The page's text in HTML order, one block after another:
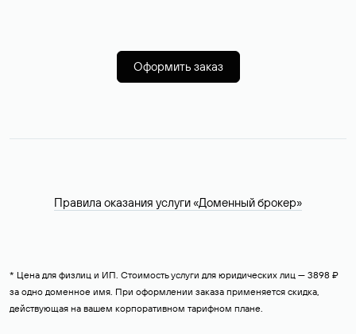
Оформить заказ
Правила оказания услуги «Доменный брокер»
* Цена для физлиц и ИП. Стоимость услуги для юридических лиц — 3898 ₽
за одно доменное имя. При оформлении заказа применяется скидка,
действующая на вашем корпоративном тарифном плане.